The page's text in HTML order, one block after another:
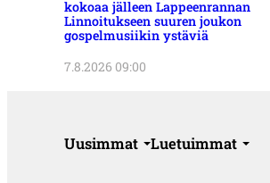
kokoaa jälleen Lappeenrannan
Linnoitukseen suuren joukon
gospelmusiikin ystäviä
7.8.2026 09:00
Uusimmat Luetuimmat